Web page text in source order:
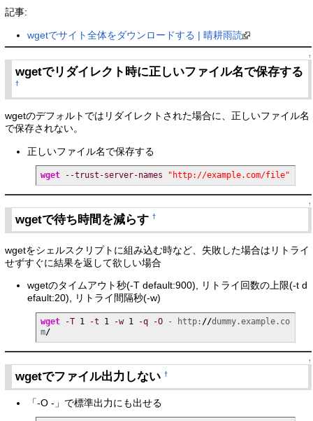
記事:
wgetでサイト全体をダウンロードする | 晴耕雨読
↑
wgetでリダイレクト時に正しいファイル名で保存する
†
wgetのデフォルトではリダイレクトされた場合に、正しいファイル名
で保存されない。
正しいファイル名で保存する
wget --trust-server-names "http://example.com/file"
↑
wgetで待ち時間を減らす†
wgetをシェルスクリプトに組み込む時など、失敗した場合はリトライ
せずすぐに結果を返して欲しい場合
wgetのタイムアウト秒(-T default:900), リトライ回数の上限(-t d
efault:20), リトライ間隔秒(-w)
wget -T 1 -t 1 -w 1 -q -O - http: //dummy.example.co
m/
↑
wgetでファイル出力しない†
「-O -」で標準出力にも出せる